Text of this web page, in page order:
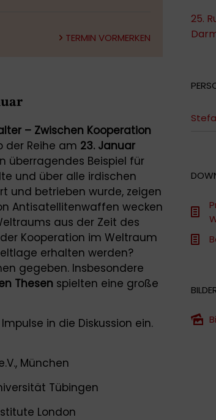
TERMIN VORMERKEN
– Zwischen Kooperation
der Reihe am 23. Januar
überragendes Beispiel für
und über alle irdischen
und betrieben wurde, zeigen
Antisatellitenwaffen wecken
aus der Zeit des
Kooperation im Weltraum
erhalten werden?
gegeben. Insbesondere
Thesen spielten eine große
in die Diskussion ein.
München
Tübingen
London
25.